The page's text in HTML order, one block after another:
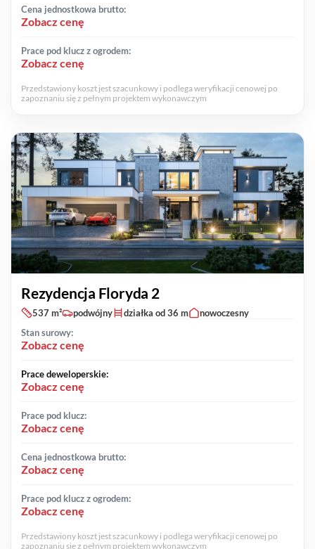
Cena jednostkowa brutto:
Zobacz cenę
Prace pod klucz z ogrodem:
Zobacz cenę
Przedstawiony koszt jest szacunkowy i podlega weryfikacji cenowej po
zapoznaniu się z pełnym projektem wykonawczym
Rezydencja Floryda 2
537 m² podwójny działka od 36 m
nowoczesny
Stan surowy:
Zobacz cenę
Prace deweloperskie:
Zobacz cenę
Prace pod klucz:
Zobacz cenę
Cena jednostkowa brutto:
Zobacz cenę
Prace pod klucz z ogrodem:
Zobacz cenę
Przedstawiony koszt jest szacunkowy i podlega weryfikacji cenowej po
zapoznaniu się z pełnym projektem wykonawczym